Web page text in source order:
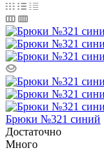
Брюки №321 синий
Достаточно
Много